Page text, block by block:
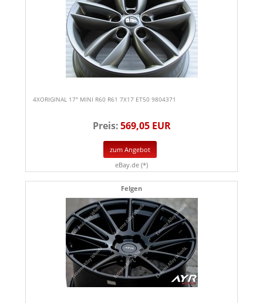
4XORIGINAL 17" MINI R60 R61 7X17 ET50 9804371
Preis:569,05 EUR
zum Angebot
eBay.de (*)
Felgen